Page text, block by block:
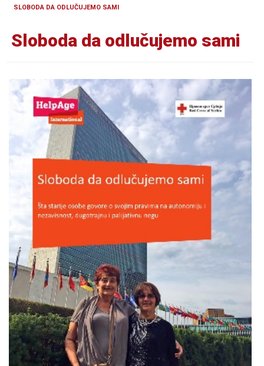
SLOBODA DA ODLUČUJEMO SAMI
Sloboda da odlučujemo sami